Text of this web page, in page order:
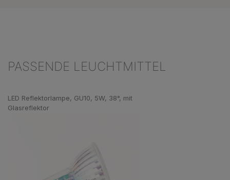
PASSENDE LEUCHTMITTEL
LED Reflektorlampe, GU10, 5W, 38°, mit
Glasreflektor